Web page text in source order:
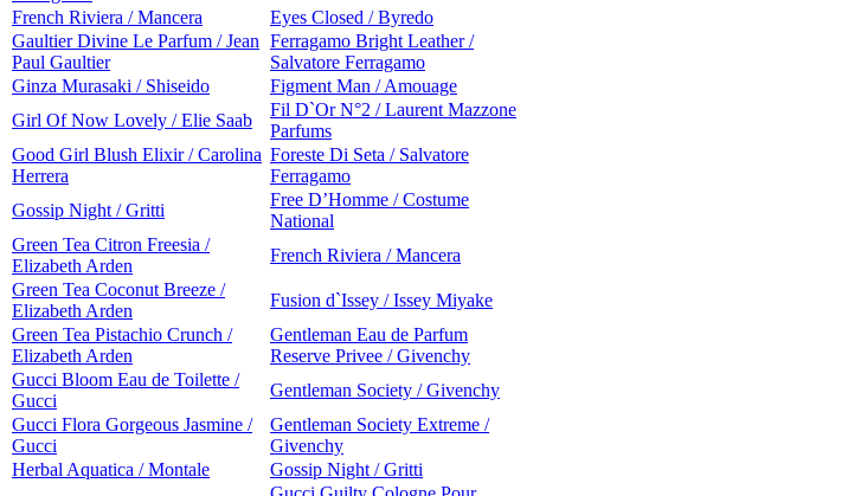
French Riviera / Mancera
Eyes Closed / Byredo
Gaultier Divine Le Parfum / Jean
Paul Gaultier
Ferragamo Bright Leather /
Salvatore Ferragamo
Ginza Murasaki / Shiseido
Figment Man / Amouage
Girl Of Now Lovely / Elie Saab
Fil D`Or N°2 / Laurent Mazzone
Parfums
Good Girl Blush Elixir / Carolina
Herrera
Foreste Di Seta / Salvatore
Ferragamo
Gossip Night / Gritti
Free D’Homme / Costume
National
Green Tea Citron Freesia /
Elizabeth Arden
French Riviera / Mancera
Green Tea Coconut Breeze /
Elizabeth Arden
Fusion d`Issey / Issey Miyake
Green Tea Pistachio Crunch /
Elizabeth Arden
Gentleman Eau de Parfum
Reserve Privee / Givenchy
Gucci Bloom Eau de Toilette /
Gucci
Gentleman Society / Givenchy
Gucci Flora Gorgeous Jasmine /
Gucci
Gentleman Society Extreme /
Givenchy
Herbal Aquatica / Montale
Gossip Night / Gritti